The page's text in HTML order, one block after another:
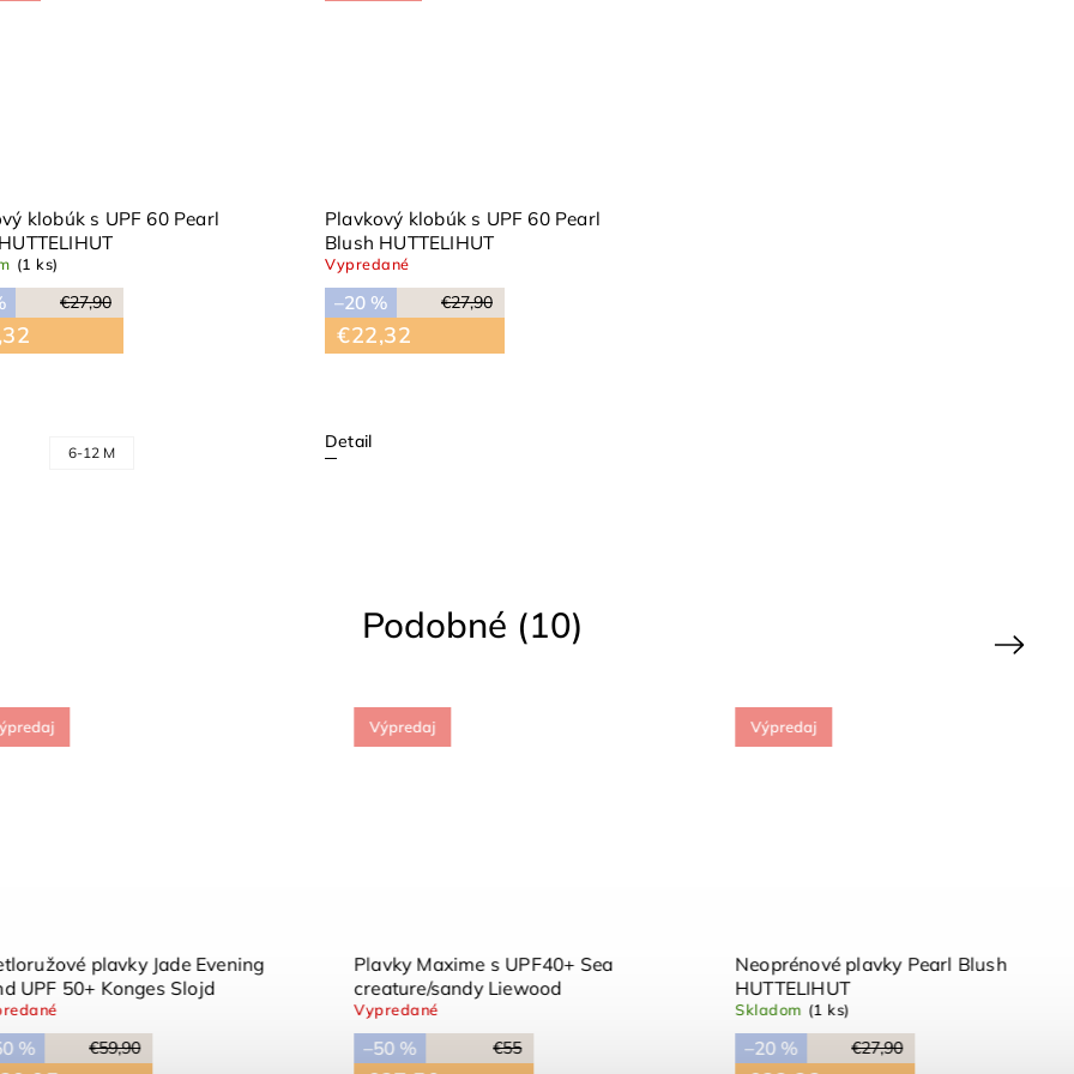
klobúk s UPF 60 Pearl
(1 ks)
€27,90
6-12 M
Plavkový klobúk s UPF 60 Pearl
Blush HUTTELIHUT
Vypredané
€27,90
–20 %
€22,32
Detail
Podobné (10)
plavky Jade Evening
50+ Konges Slojd
€59,90
Výpredaj
Plavky Maxime s UPF40+ Sea
creature/sandy Liewood
Vypredané
€55
–50 %
Výpredaj
Neoprénové plavky Pearl Blush
HUTTELIHUT
Skladom (1 ks)
€27,90
–20 %
Next